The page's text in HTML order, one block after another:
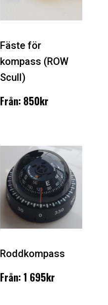
Fäste för
kompass (ROW
Scull)
Från: 850kr
Roddkompass
Från: 1 695kr